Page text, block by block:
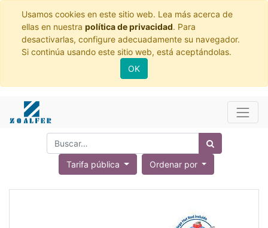
Usamos cookies en este sitio web. Lea más acerca de
ellas en nuestra política de privacidad. Para
desactivarlas, configure adecuadamente su navegador.
Si continúa usando este sitio web, está aceptándolas.
OK
Tarifa pública Ordenar por